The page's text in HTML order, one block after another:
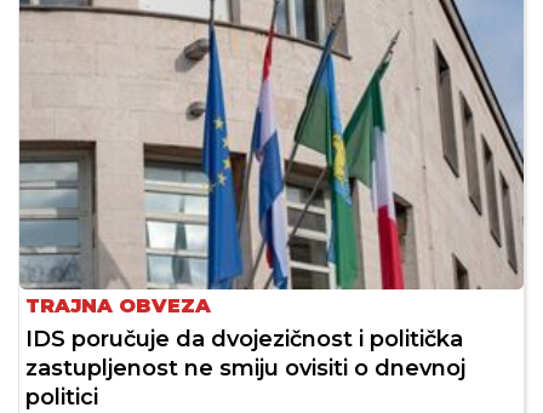
TRAJNA OBVEZA
IDS poručuje da dvojezičnost i politička
zastupljenost ne smiju ovisiti o dnevnoj
politici